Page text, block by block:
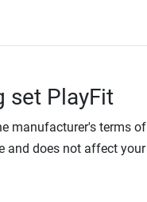
set PlayFit
manufacturer's terms of
and does not affect your